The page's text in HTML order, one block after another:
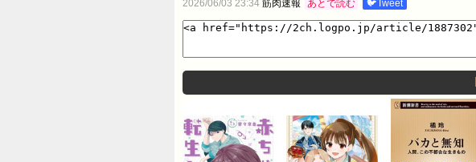
2026/06/03 23:34 筋肉速報 あとで読む 🐦Tweet